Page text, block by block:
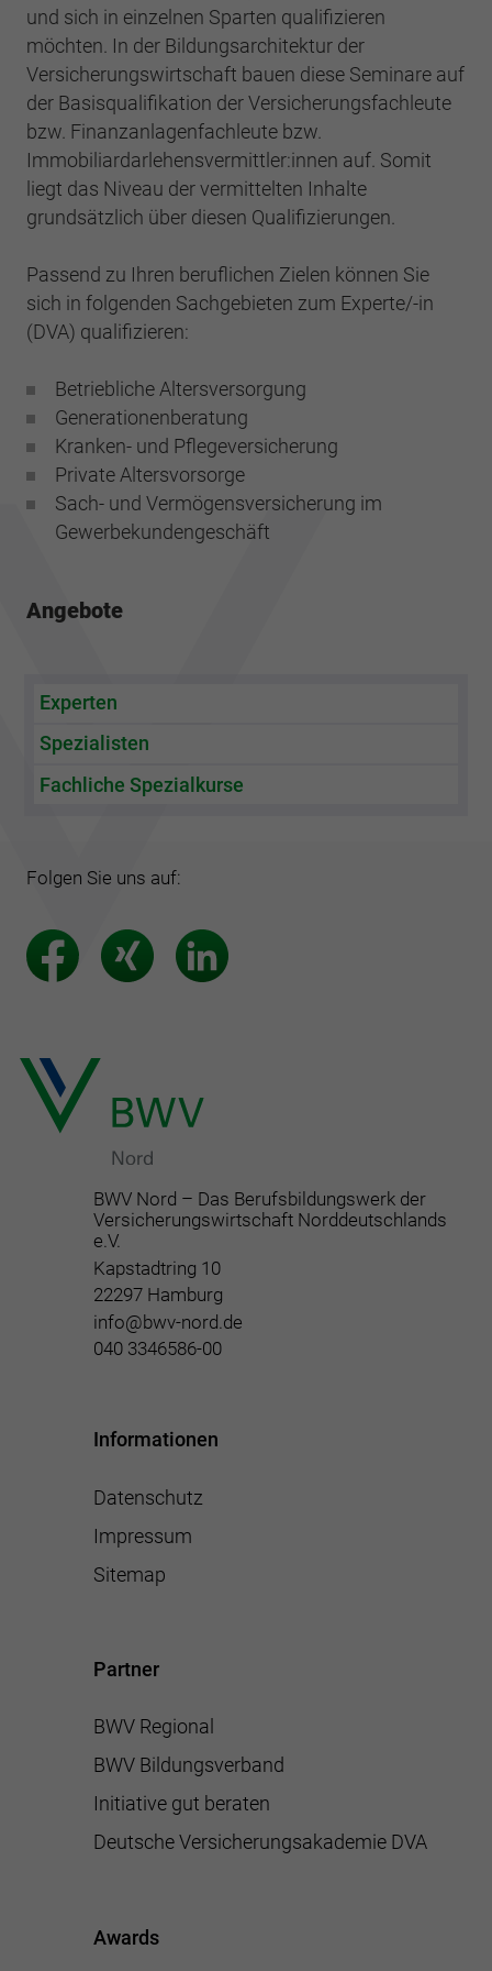
und sich in einzelnen Sparten qualifizieren
möchten. In der Bildungsarchitektur der
Versicherungswirtschaft bauen diese Seminare auf
der Basisqualifikation der Versicherungsfachleute
bzw. Finanzanlagenfachleute bzw.
Immobiliardarlehensvermittler:innen auf. Somit
liegt das Niveau der vermittelten Inhalte
grundsätzlich über diesen Qualifizierungen.
Passend zu Ihren beruflichen Zielen können Sie
sich in folgenden Sachgebieten zum Experte/-in
(DVA) qualifizieren:
Betriebliche Altersversorgung
Generationenberatung
Kranken- und Pflegeversicherung
Private Altersvorsorge
Sach- und Vermögensversicherung im
Gewerbekundengeschäft
Angebote
Experten
Spezialisten
Fachliche Spezialkurse
Folgen Sie uns auf:
BWV Nord – Das Berufsbildungswerk der
Versicherungswirtschaft Norddeutschlands
e.V.
Kapstadtring 10
22297 Hamburg
info@bwv-nord.de
040 3346586-00
Informationen
Datenschutz
Impressum
Sitemap
Partner
BWV Regional
BWV Bildungsverband
Initiative gut beraten
Deutsche Versicherungsakademie DVA
Awards